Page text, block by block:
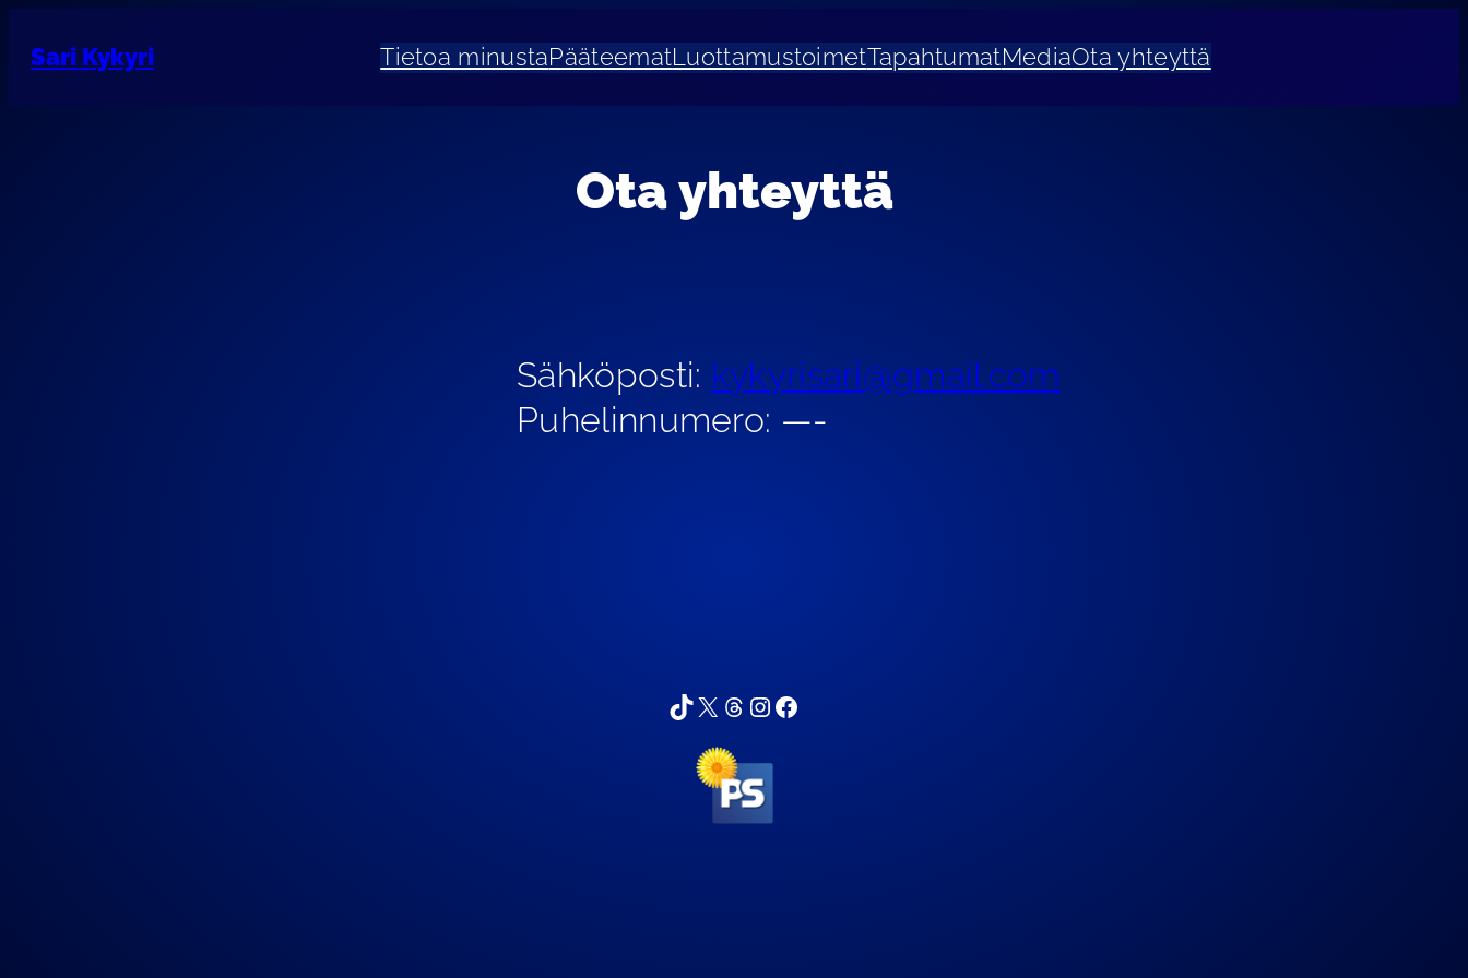
Sari Kykyri Tietoa minustaPääteematLuottamustoimetTapahtumatMediaOta yhteyttä
Ota yhteyttä
Sähköposti: kykyrisari@gmail.com
Puhelinnumero: —-
sarppa_74
Sartza
sarikykyri
sarikykyri
Sari Kykyri